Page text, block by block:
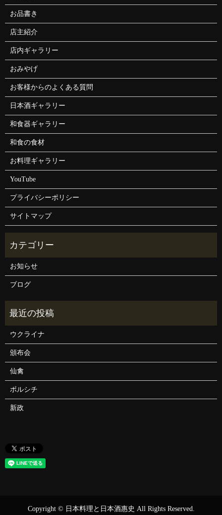
お品書き
店主紹介
店内ギャラリー
おみやげ
お客様からのよくある質問
日本酒ギャラリー
和食器ギャラリー
和食の食材
お料理ギャラリー
YouTube
プライバシーポリシー
サイトマップ
お知らせ
ブログ
ウクライナ
頒布会
仙禽
ボルシチ
新政
Copyright © 日本料理と日本酒惠史 All Rights Reserved.